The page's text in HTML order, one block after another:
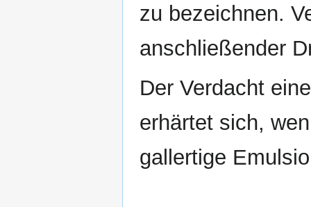
zu bezeichnen.
anschließender
Der Verdacht
erhärtet sich,
gallertige